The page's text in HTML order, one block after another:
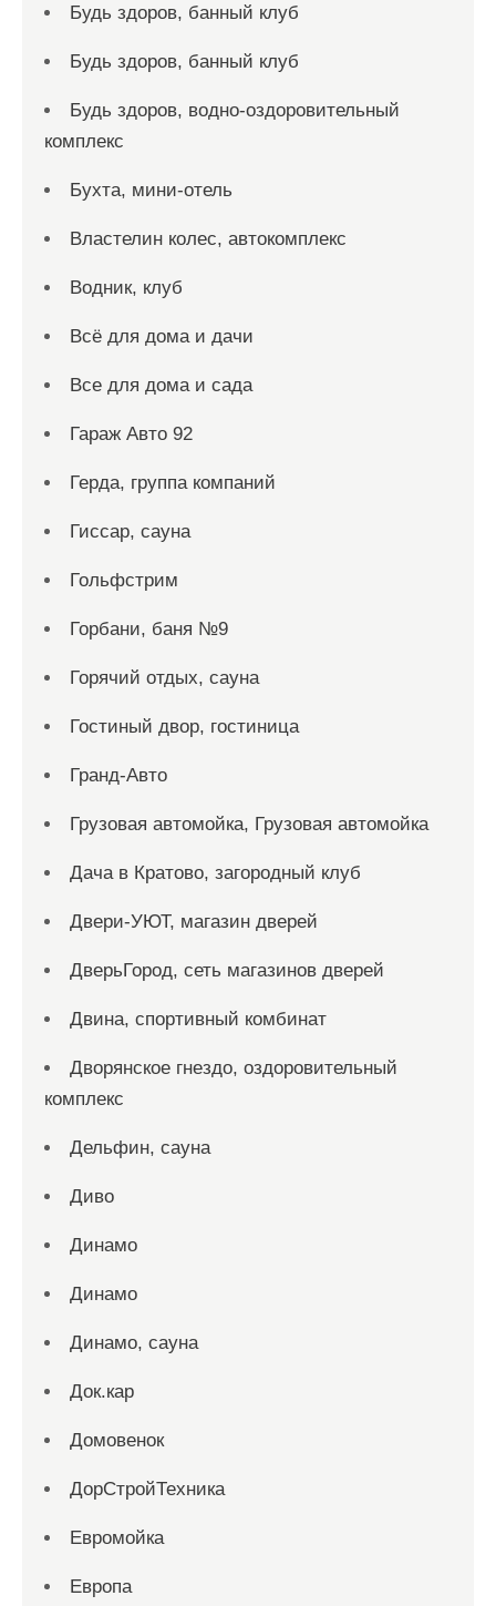
Будь здоров, банный клуб
Будь здоров, банный клуб
Будь здоров, водно-оздоровительный
комплекс
Бухта, мини-отель
Властелин колес, автокомплекс
Водник, клуб
Всё для дома и дачи
Все для дома и сада
Гараж Авто 92
Герда, группа компаний
Гиссар, сауна
Гольфстрим
Горбани, баня №9
Горячий отдых, сауна
Гостиный двор, гостиница
Гранд-Авто
Грузовая автомойка, Грузовая автомойка
Дача в Кратово, загородный клуб
Двери-УЮТ, магазин дверей
ДверьГород, сеть магазинов дверей
Двина, спортивный комбинат
Дворянское гнездо, оздоровительный
комплекс
Дельфин, сауна
Диво
Динамо
Динамо
Динамо, сауна
Док.кар
Домовенок
ДорСтройТехника
Евромойка
Европа